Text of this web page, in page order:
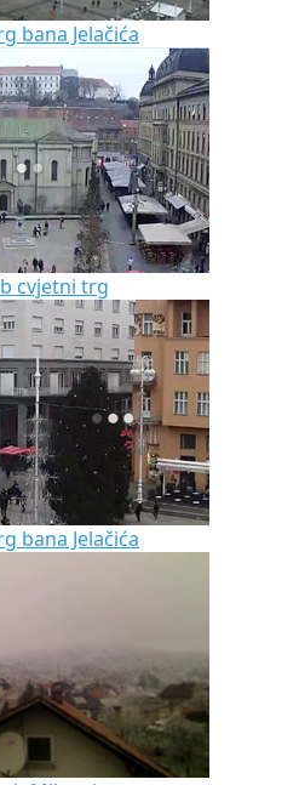
bana Jelačića
cvjetni trg
bana Jelačića